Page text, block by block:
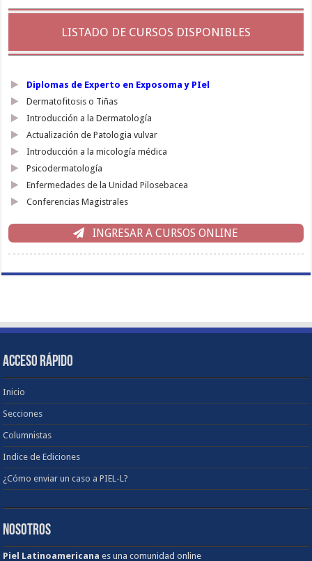
LISTADO DE CURSOS DISPONIBLES
Diplomas de Experto en Exposoma y PIel
Dermatofitosis o Tiñas
Introducción a la Dermatología
Actualización de Patologia vulvar
Introducción a la micología médica
Psicodermatología
Enfermedades de la Unidad Pilosebacea
Conferencias Magistrales
INGRESAR A CURSOS ONLINE
ACCESO RÁPIDO
Inicio
Secciones
Columnistas
Indice de Ediciones
¿Cómo enviar un caso a PIEL-L?
NOSOTROS
Piel Latinoamericanaes una comunidad online